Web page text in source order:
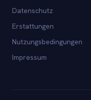
Datenschutz
Erstattungen
Nutzungsbedingungen
Impressum